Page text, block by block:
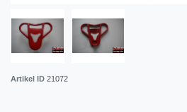
Artikel ID 21072